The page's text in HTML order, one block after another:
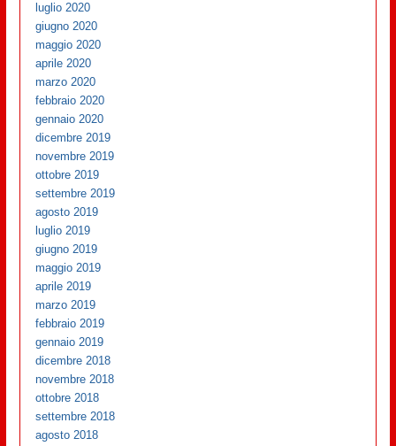
luglio 2020
giugno 2020
maggio 2020
aprile 2020
marzo 2020
febbraio 2020
gennaio 2020
dicembre 2019
novembre 2019
ottobre 2019
settembre 2019
agosto 2019
luglio 2019
giugno 2019
maggio 2019
aprile 2019
marzo 2019
febbraio 2019
gennaio 2019
dicembre 2018
novembre 2018
ottobre 2018
settembre 2018
agosto 2018